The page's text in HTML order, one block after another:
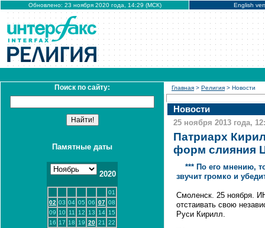
Обновлено: 23 ноября 2020 года, 14:29 (МСК) English
Поиск по сайту:
Памятные даты
2020
01
02 03 04 05 06 07 08
09 10 11 12 13 14 15
16 17 18 19 20 21
22
Главная > Религия > Новости
Новости
25 ноября 2013 года,
Патриарх
форм слияния
*** По его мнению,
звучит громко и
Смоленск. 25 ноября.
отстаивать свою
Руси Кирилл.